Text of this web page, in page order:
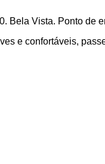
Bela Vista. Ponto de
e confortáveis,